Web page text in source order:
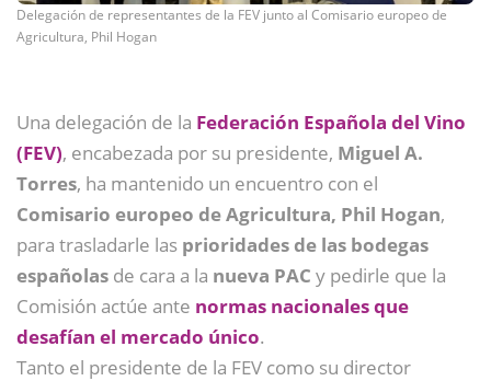
Delegación de representantes de la FEV junto al Comisario europeo de
Agricultura, Phil Hogan
Una delegación de la Federación Española del Vino
(FEV), encabezada por su presidente, Miguel A.
Torres, ha mantenido un encuentro con el
Comisario europeo de Agricultura, Phil Hogan,
para trasladarle las prioridades de las bodegas
españolas de cara a la nueva PAC y pedirle que la
Comisión actúe ante normas nacionales que
desafían el mercado único.
Tanto el presidente de la FEV como su director